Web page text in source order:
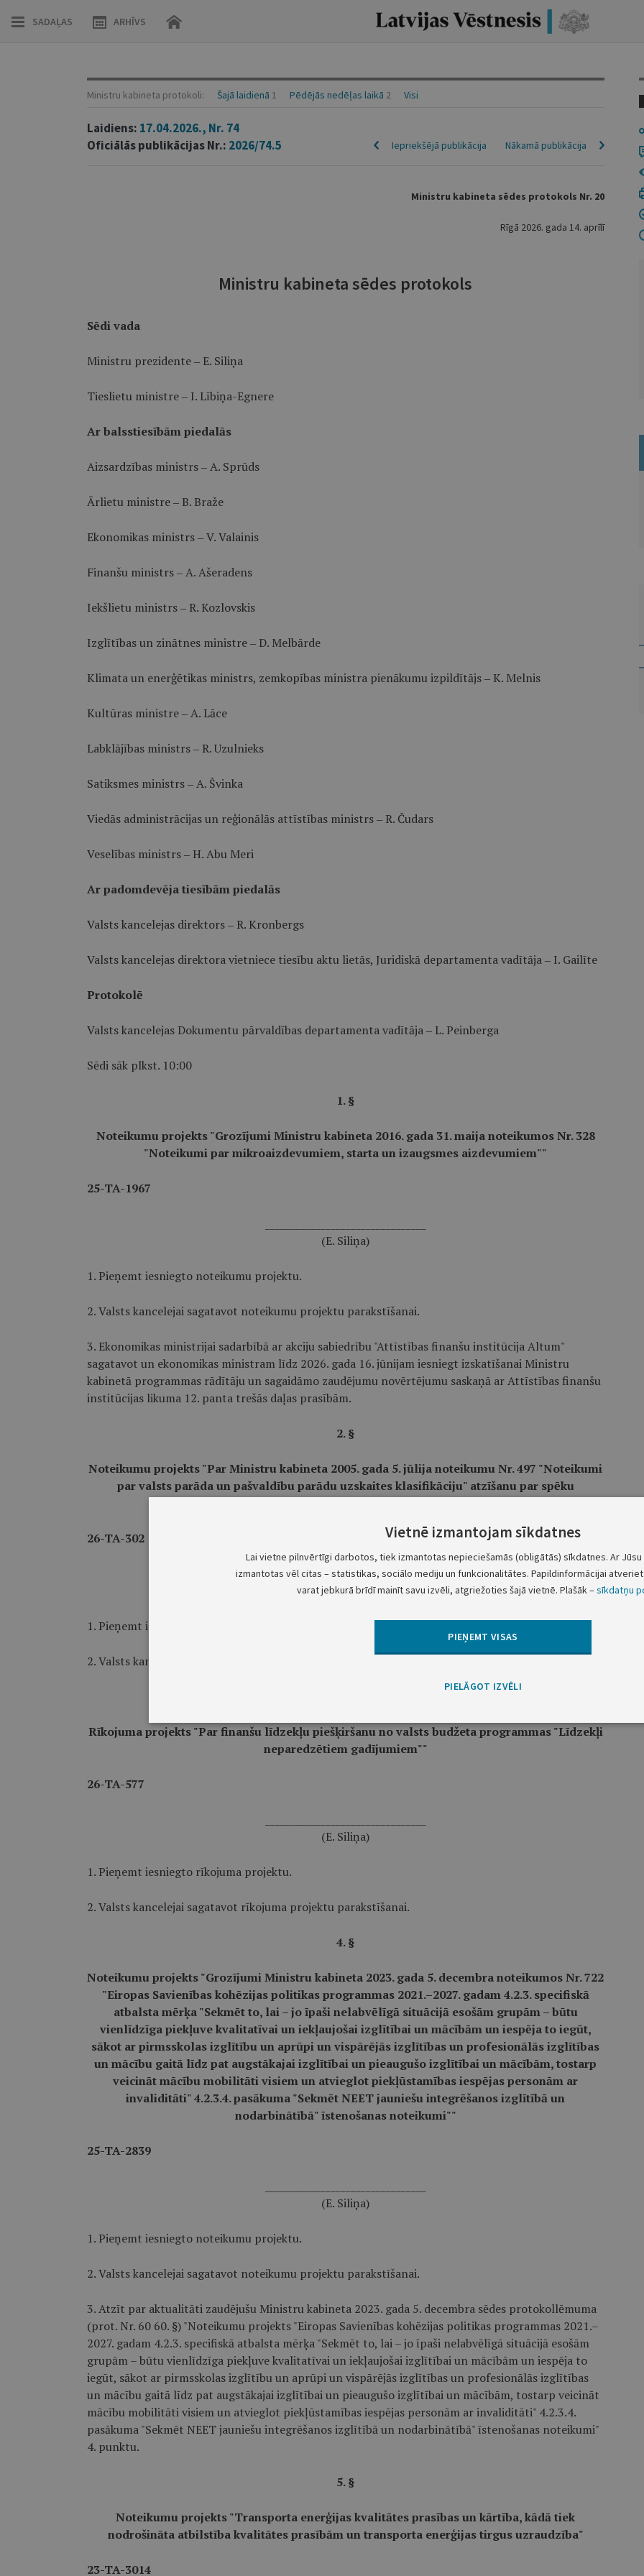
SADAĻAS ARHĪVS
Ministru kabineta protokoli: Šajā laidienā 1 Pēdējās nedēļas laikā 2 Visi
Laidiens: 17.04.2026., Nr. 74
Oficiālās publikācijas Nr.: 2026/74.5 Nākamā publikācija
Iepriekšējā publikācija
Ministru kabineta sēdes protokols Nr. 20
Rīgā 2026. gada 14. aprīlī
Ministru kabineta sēdes protokols
Sēdi vada
Ministru prezidente ‒ E. Siliņa
Tieslietu ministre ‒ I. Lībiņa-Egnere
Ar balsstiesībām piedalās
Aizsardzības ministrs ‒ A. Sprūds
Ārlietu ministre ‒ B. Braže
Ekonomikas ministrs ‒ V. Valainis
Finanšu ministrs ‒ A. Ašeradens
Iekšlietu ministrs ‒ R. Kozlovskis
Izglītības un zinātnes ministre ‒ D. Melbārde
Klimata un enerģētikas ministrs, zemkopības ministra pienākumu izpildītājs ‒ K. Melnis
Kultūras ministre ‒ A. Lāce
Labklājības ministrs ‒ R. Uzulnieks
Satiksmes ministrs ‒ A. Švinka
Viedās administrācijas un reģionālās attīstības ministrs ‒ R. Čudars
Veselības ministrs ‒ H. Abu Meri
Ar padomdevēja tiesībām piedalās
Valsts kancelejas direktors ‒ R. Kronbergs
Valsts kancelejas direktora vietniece tiesību aktu lietās, Juridiskā departamenta vadītāja ‒ I. Gailīte
Protokolē
Valsts kancelejas Dokumentu pārvaldības departamenta vadītāja ‒ L. Peinberga
Sēdi sāk plkst. 10:00
1. §
Noteikumu projekts "Grozījumi Ministru kabineta 2016. gada 31. maija noteikumos Nr. 328
"Noteikumi par mikroaizdevumiem, starta un izaugsmes aizdevumiem""
25-TA-1967
(E. Siliņa)
1. Pieņemt iesniegto noteikumu projektu.
2. Valsts kancelejai sagatavot noteikumu projektu parakstīšanai.
3. Ekonomikas ministrijai sadarbībā ar akciju sabiedrību "Attīstības finanšu institūcija Altum"
sagatavot un ekonomikas ministram līdz 2026. gada 16. jūnijam iesniegt izskatīšanai Ministru
kabinetā programmas rādītāju un sagaidāmo zaudējumu novērtējumu saskaņā ar Attīstības finanšu
institūcijas likuma 12. panta trešās daļas prasībām.
2. §
Noteikumu projekts "Par Ministru kabineta 2005. gada 5. jūlija noteikumu Nr. 497 "Noteikumi
par valsts parāda un pašvaldību parādu uzskaites klasifikāciju" atzīšanu par spēku
26-TA-302
________________________________
(E. Siliņa)
1. Pieņemt iesniegto noteikumu projektu.
2. Valsts kancelejai sagatavot noteikumu projektu parakstīšanai.
Rīkojuma projekts "Par finanšu līdzekļu piešķiršanu no valsts budžeta programmas "Līdzekļi
neparedzētiem gadījumiem""
26-TA-577
(E. Siliņa)
1. Pieņemt iesniegto rīkojuma projektu.
2. Valsts kancelejai sagatavot rīkojuma projektu parakstīšanai.
4. §
Noteikumu projekts "Grozījumi Ministru kabineta 2023. gada 5. decembra noteikumos Nr. 722
"Eiropas Savienības kohēzijas politikas programmas 2021.–2027. gadam 4.2.3. specifiskā
atbalsta mērķa "Sekmēt to, lai – jo īpaši nelabvēlīgā situācijā esošām grupām – būtu
vienlīdzīga piekļuve kvalitatīvai un iekļaujošai izglītībai un mācībām un iespēja to iegūt,
sākot ar pirmsskolas izglītību un aprūpi un vispārējās izglītības un profesionālās izglītības
un mācību gaitā līdz pat augstākajai izglītībai un pieaugušo izglītībai un mācībām, tostarp
veicināt mācību mobilitāti visiem un atvieglot piekļūstamības iespējas personām ar
invaliditāti" 4.2.3.4. pasākuma "Sekmēt NEET jauniešu integrēšanos izglītībā un
nodarbinātībā" īstenošanas noteikumi""
25-TA-2839
(E. Siliņa)
1. Pieņemt iesniegto noteikumu projektu.
2. Valsts kancelejai sagatavot noteikumu projektu parakstīšanai.
3. Atzīt par aktualitāti zaudējušu Ministru kabineta 2023. gada 5. decembra sēdes protokollēmuma
(prot. Nr. 60 60. §) "Noteikumu projekts "Eiropas Savienības kohēzijas politikas programmas 2021.–
2027. gadam 4.2.3. specifiskā atbalsta mērķa "Sekmēt to, lai – jo īpaši nelabvēlīgā situācijā esošām
grupām – būtu vienlīdzīga piekļuve kvalitatīvai un iekļaujošai izglītībai un mācībām un iespēja to
iegūt, sākot ar pirmsskolas izglītību un aprūpi un vispārējās izglītības un profesionālās izglītības
un mācību gaitā līdz pat augstākajai izglītībai un pieaugušo izglītībai un mācībām, tostarp veicināt
mācību mobilitāti visiem un atvieglot piekļūstamības iespējas personām ar invaliditāti" 4.2.3.4.
pasākuma "Sekmēt NEET jauniešu integrēšanos izglītībā un nodarbinātībā" īstenošanas noteikumi"
4. punktu.
5. §
Noteikumu projekts "Transporta enerģijas kvalitātes prasības un kārtība, kādā tiek
nodrošināta atbilstība kvalitātes prasībām un transporta enerģijas tirgus uzraudzība"
23-TA-3014
Vietnē izmantojam sīkdatnes
Lai vietne pilnvērtīgi darbotos, tiek izmantotas nepieciešamās (obligātās) sīkdatnes. Ar
izmantotas vēl citas – statistikas, sociālo mediju un funkcionalitātes. Papildinformācijai
varat jebkurā brīdī mainīt savu izvēli, atgriežoties šajā vietnē. Plašāk –sīkdatņu
PIEŅEMT VISAS
PIELĀGOT IZVĒLI